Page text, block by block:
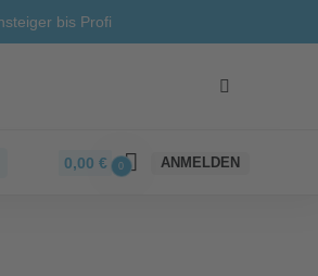
bis Profi
0,00 € 0 ANMELDEN